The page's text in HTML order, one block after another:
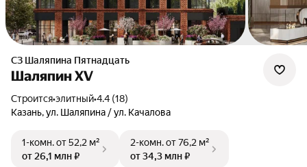
СЗ Шаляпина Пятнадцать
Шаляпин XV
Строится•элитный•4.4 (18)
Казань, ул. Шаляпина / ул. Качалова
1-комн.от 52,2 м²
от 26,1 млн ₽
2-комн.от 76,2 м²
от 34,3 млн ₽